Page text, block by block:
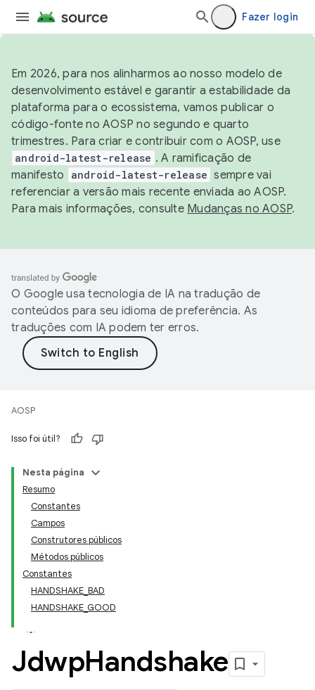
Fazer login
Em 2026, para nos alinharmos ao nosso modelo de
desenvolvimento estável e garantir a estabilidade da
plataforma para o ecossistema, vamos publicar o
código-fonte no AOSP no segundo e quarto
trimestres. Para criar e contribuir com o AOSP, use
android-latest-release . A ramificação de
manifesto
android-latest-release sempre vai
referenciar a versão mais recente enviada ao AOSP.
Para mais informações, consulte Mudanças no AOSP.
O Google usa tecnologia de IA na tradução de
conteúdos para seu idioma de preferência. As
traduções com IA podem ter erros.
AOSP
Isso foi útil?
Nesta página
Resumo
Constantes
Campos
Construtores públicos
Métodos públicos
Constantes
HANDSHAKE_BAD
HANDSHAKE_GOOD
JdwpHandshake